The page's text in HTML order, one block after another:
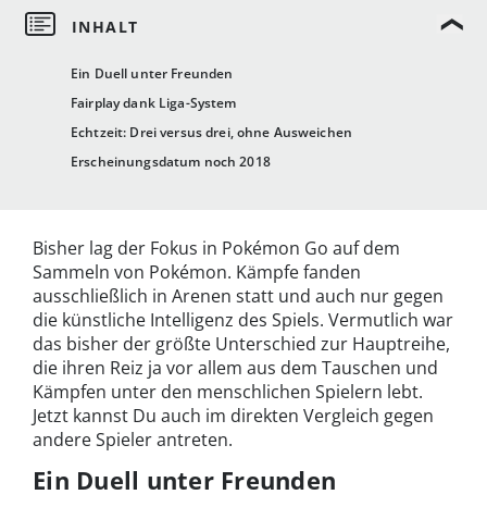
Ein Duell unter Freunden
Fairplay dank Liga-System
Echtzeit: Drei versus drei, ohne Ausweichen
Erscheinungsdatum noch 2018
Bisher lag der Fokus in Pokémon Go auf dem
Sammeln von Pokémon. Kämpfe fanden
ausschließlich in Arenen statt und auch nur gegen
die künstliche Intelligenz des Spiels. Vermutlich war
das bisher der größte Unterschied zur Hauptreihe,
die ihren Reiz ja vor allem aus dem Tauschen und
Kämpfen unter den menschlichen Spielern lebt.
Jetzt kannst Du auch im direkten Vergleich gegen
andere Spieler antreten.
Ein Duell unter Freunden